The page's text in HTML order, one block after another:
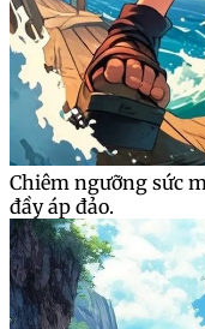
Chiêm ngưỡng sức
đầy áp đảo.